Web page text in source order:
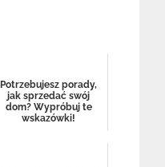
Potrzebujesz porady,
jak sprzedać swój
dom? Wypróbuj te
wskazówki!